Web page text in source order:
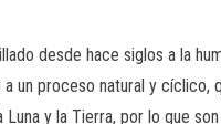
desde hace siglos a la
un proceso natural y cíclico,
y la Tierra, por lo que